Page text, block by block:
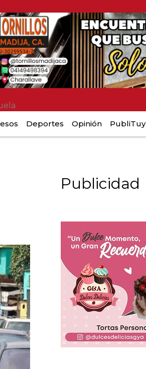
Deportes Opinión PubliTuy
Publicidad